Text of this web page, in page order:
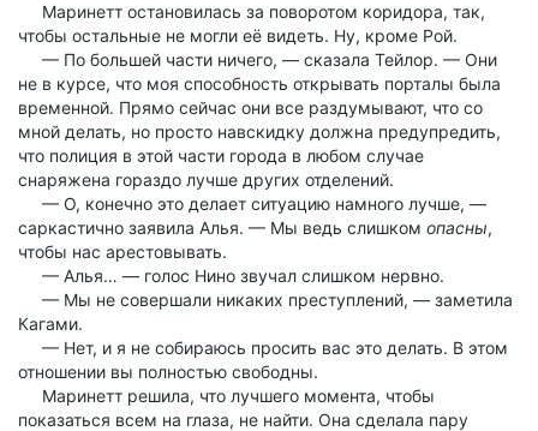
Маринетт остановилась за поворотом коридора, так,
чтобы остальные не могли её видеть. Ну, кроме Рой.
— По большей части ничего, — сказала Тейлор. — Они
не в курсе, что моя способность открывать порталы была
временной. Прямо сейчас они все раздумывают, что со
мной делать, но просто навскидку должна предупредить,
что полиция в этой части города в любом случае
снаряжена гораздо лучше других отделений.
— О, конечно это делает ситуацию намного лучше, —
саркастично заявила Алья. — Мы ведь слишком опасны,
чтобы нас арестовывать.
— Алья… — голос Нино звучал слишком нервно.
— Мы не совершали никаких преступлений, — заметила
Кагами.
— Нет, и я не собираюсь просить вас это делать. В этом
отношении вы полностью свободны.
Маринетт решила, что лучшего момента, чтобы
показаться всем на глаза, не найти. Она сделала пару